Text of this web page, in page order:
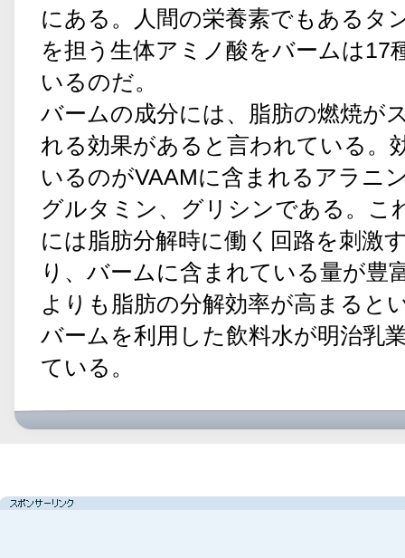
にある。人間の栄養素でもあるタ
を担う生体アミノ酸をバームは17
いるのだ。
バームの成分には、脂肪の燃焼が
れる効果があると言われている。
いるのがVAAMに含まれるアラニ
グルタミン、グリシンである。こ
には脂肪分解時に働く回路を刺激
り、バームに含まれている量が豊
よりも脂肪の分解効率が高まると
バームを利用した飲料水が明治乳
ている。